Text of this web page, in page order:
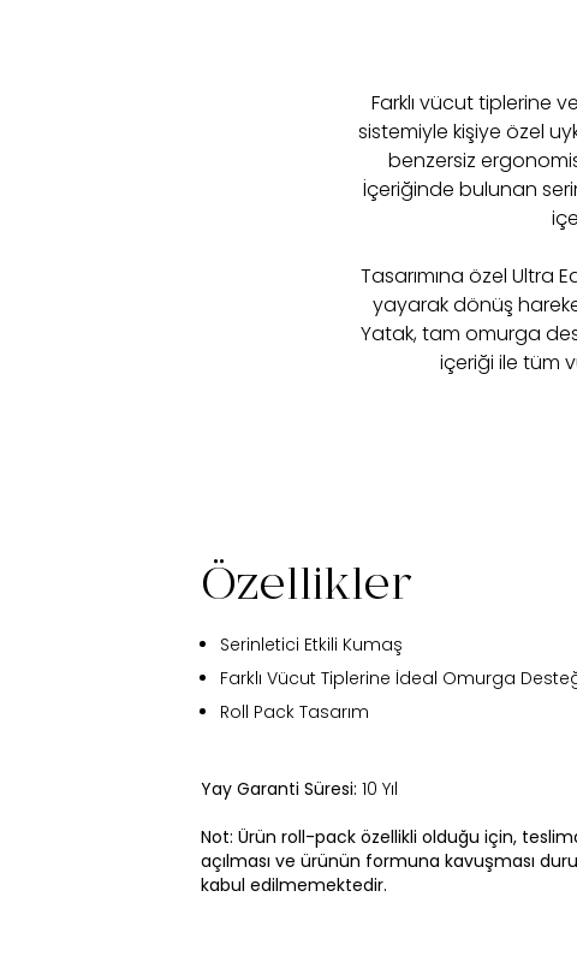
Farklı vücut tiplerine
sistemiyle kişiye özel
benzersiz
İçeriğinde bulunan
Tasarımına özel Ultra
yayarak dönüş
Yatak, tam omurga
içeriği ile tüm
Özellikler
Serinletici Etkili Kumaş
Farklı Vücut Tiplerine İdeal Omurga
Roll Pack Tasarım
Yay Garanti Süresi: 10 Yıl
Not: Ürün roll-pack özellikli olduğu için,
açılması ve ürünün formuna kavuşması
kabul edilmemektedir.